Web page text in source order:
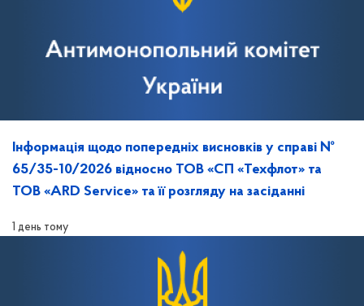
Інформація щодо попередніх висновків у справі №
65/35-10/2026 відносно ТОВ «СП «Техфлот» та
ТОВ «ARD Service» та її розгляду на засіданні
1 день тому